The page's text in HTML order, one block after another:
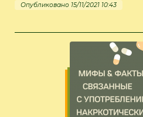
Опубликовано 15/11/2021 10:43